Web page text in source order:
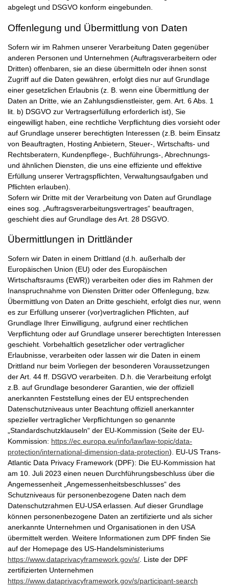
abgelegt und DSGVO konform eingebunden.
Offenlegung und Übermittlung von Daten
Sofern wir im Rahmen unserer Verarbeitung Daten gegenüber
anderen Personen und Unternehmen (Auftragsverarbeitern oder
Dritten) offenbaren, sie an diese übermitteln oder ihnen sonst
Zugriff auf die Daten gewähren, erfolgt dies nur auf Grundlage
einer gesetzlichen Erlaubnis (z. B. wenn eine Übermittlung der
Daten an Dritte, wie an Zahlungsdienstleister, gem. Art. 6 Abs. 1
lit. b) DSGVO zur Vertragserfüllung erforderlich ist), Sie
eingewilligt haben, eine rechtliche Verpflichtung dies vorsieht oder
auf Grundlage unserer berechtigten Interessen (z.B. beim Einsatz
von Beauftragten, Hosting Anbietern, Steuer-, Wirtschafts- und
Rechtsberatern, Kundenpflege-, Buchführungs-, Abrechnungs-
und ähnlichen Diensten, die uns eine effiziente und effektive
Erfüllung unserer Vertragspflichten, Verwaltungsaufgaben und
Pflichten erlauben).
Sofern wir Dritte mit der Verarbeitung von Daten auf Grundlage
eines sog. „Auftragsverarbeitungsvertrages“ beauftragen,
geschieht dies auf Grundlage des Art. 28 DSGVO.
Übermittlungen in Drittländer
Sofern wir Daten in einem Drittland (d.h. außerhalb der
Europäischen Union (EU) oder des Europäischen
Wirtschaftsraums (EWR)) verarbeiten oder dies im Rahmen der
Inanspruchnahme von Diensten Dritter oder Offenlegung, bzw.
Übermittlung von Daten an Dritte geschieht, erfolgt dies nur, wenn
es zur Erfüllung unserer (vor)vertraglichen Pflichten, auf
Grundlage Ihrer Einwilligung, aufgrund einer rechtlichen
Verpflichtung oder auf Grundlage unserer berechtigten Interessen
geschieht. Vorbehaltlich gesetzlicher oder vertraglicher
Erlaubnisse, verarbeiten oder lassen wir die Daten in einem
Drittland nur beim Vorliegen der besonderen Voraussetzungen
der Art. 44 ff. DSGVO verarbeiten. D.h. die Verarbeitung erfolgt
z.B. auf Grundlage besonderer Garantien, wie der offiziell
anerkannten Feststellung eines der EU entsprechenden
Datenschutzniveaus unter Beachtung offiziell anerkannter
spezieller vertraglicher Verpflichtungen so genannte
„Standardschutzklauseln“ der EU-Kommission (Seite der EU-
Kommission: https://ec.europa.eu/info/law/law-topic/data-
protection/international-dimension-data-protection). EU-US Trans-
Atlantic Data Privacy Framework (DPF): Die EU-Kommission hat
am 10. Juli 2023 einen neuen Durchführungsbeschluss über die
Angemessenheit „Angemessenheitsbeschlusses“ des
Schutzniveaus für personenbezogene Daten nach dem
Datenschutzrahmen EU-USA erlassen. Auf dieser Grundlage
können personenbezogene Daten an zertifizierte und als sicher
anerkannte Unternehmen und Organisationen in den USA
übermittelt werden. Weitere Informationen zum DPF finden Sie
auf der Homepage des US-Handelsministeriums
https://www.dataprivacyframework.gov/s/. Liste der DPF
zertifizierten Unternehmen
https://www.dataprivacyframework.gov/s/participant-search